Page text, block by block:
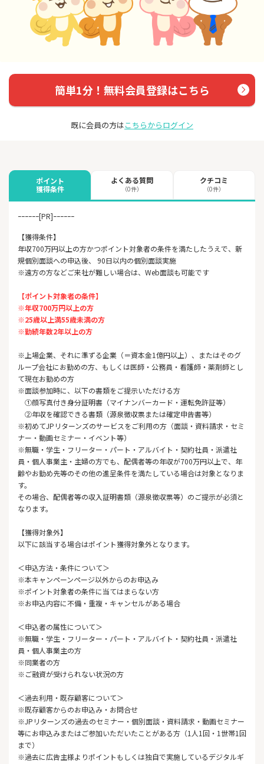
簡単1分！無料会員登録はこちら
既に会員の方はこちらからログイン
ポイント
獲得条件
よくある質問
（0件）
クチコミ
（0件）
ｰｰｰｰｰｰ[PR]ｰｰｰｰｰｰ
【獲得条件】
年収700万円以上の方かつポイント対象者の条件を満たしたうえで、新
規個別面談への申込後、 90日以内の個別面談実施
※遠方の方などご来社が難しい場合は、Web面談も可能です
【ポイント対象者の条件】
※年収700万円以上の方
※25歳以上満55歳未満の方
※勤続年数2年以上の方
※上場企業、それに準ずる企業（＝資本金1億円以上）、またはそのグ
ループ会社にお勤めの方、もしくは医師・公務員・看護師・薬剤師とし
て現在お勤めの方
※面談参加時に、以下の書類をご提示いただける方
①顔写真付き身分証明書（マイナンバーカード・運転免許証等）
②年収を確認できる書類（源泉徴収票または確定申告書等）
※初めてJPリターンズのサービスをご利用の方（面談・資料請求・セミ
ナー・動画セミナー・イベント等）
※無職・学生・フリーター・パート・アルバイト・契約社員・派遣社
員・個人事業主・主婦の方でも、配偶者等の年収が700万円以上で、年
齢やお勤め先等のその他の進呈条件を満たしている場合は対象となりま
す。
その場合、配偶者等の収入証明書類（源泉徴収票等）のご提示が必須と
なります。
【獲得対象外】
以下に該当する場合はポイント獲得対象外となります。
＜申込方法・条件について＞
※本キャンペーンページ以外からのお申込み
※ポイント対象者の条件に当てはまらない方
※お申込内容に不備・重複・キャンセルがある場合
＜申込者の属性について＞
※無職・学生・フリーター・パート・アルバイト・契約社員・派遣社
員・個人事業主の方
※同業者の方
※ご融資が受けられない状況の方
＜過去利用・既存顧客について＞
※既存顧客からのお申込み・お問合せ
※JPリターンズの過去のセミナー・個別面談・資料請求・動画セミナー
等にお申込みまたはご参加いただいたことがある方（1人1回・1世帯1回
まで）
※過去に広告主様よりポイントもしくは独自で実施しているデジタルギ